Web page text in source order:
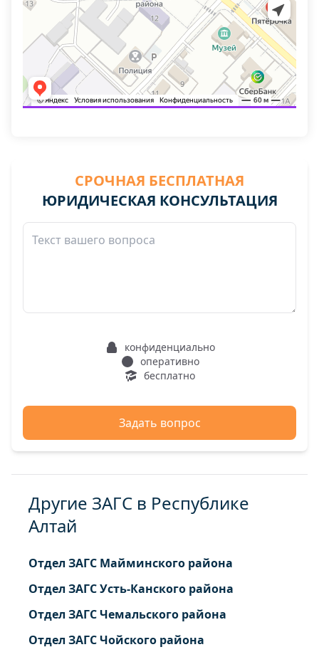
СРОЧНАЯ БЕСПЛАТНАЯ
ЮРИДИЧЕСКАЯ КОНСУЛЬТАЦИЯ
конфиденциально
оперативно
бесплатно
Задать вопрос
Другие ЗАГС в Республике
Алтай
Отдел ЗАГС Майминского района
Отдел ЗАГС Усть-Канского района
Отдел ЗАГС Чемальского района
Отдел ЗАГС Чойского района